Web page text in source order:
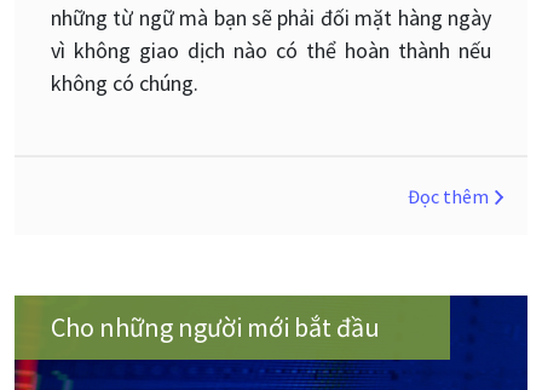
những từ ngữ mà bạn sẽ phải đối mặt hàng ngày
vì không giao dịch nào có thể hoàn thành nếu
không có chúng.
Đọc thêm
Cho những người mới bắt đầu